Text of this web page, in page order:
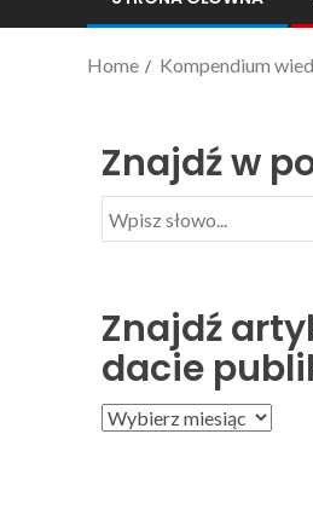
Home Kompendium
Znajdź w
Znajdź
dacie